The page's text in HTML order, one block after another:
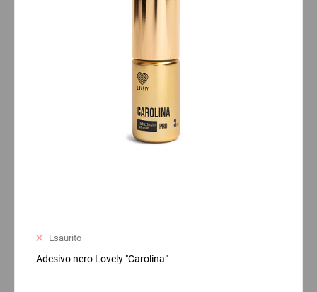
Esaurito
Adesivo nero Lovely "Carolina"